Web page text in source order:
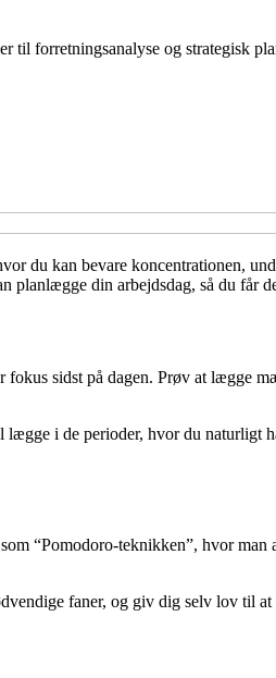
til forretningsanalyse og strategisk
du kan bevare koncentrationen,
din arbejdsdag, så du får
fokus sidst på dagen. Prøv at lægge
i de perioder, hvor du naturligt
“Pomodoro-teknikken”, hvor
faner, og giv dig selv lov til